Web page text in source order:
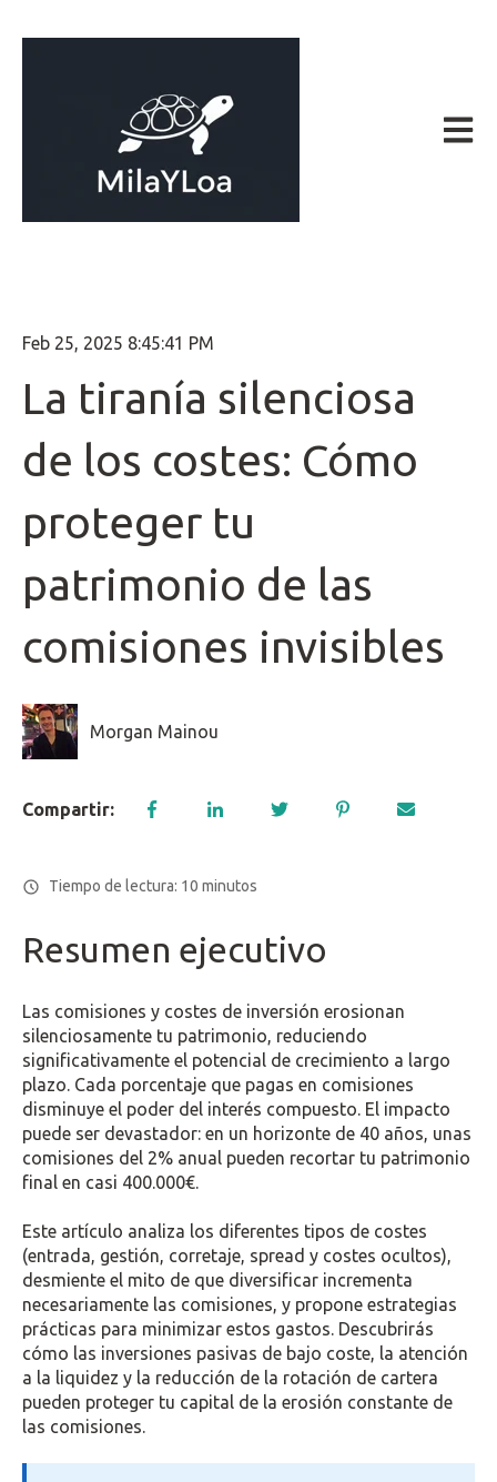
Abrir
Feb 25, 2025 8:45:41 PM
La tiranía silenciosa
de los costes: Cómo
proteger tu
patrimonio de las
comisiones invisibles
Morgan Mainou
Compartir:
Tiempo de lectura: 10 minutos
Resumen ejecutivo
Las comisiones y costes de inversión erosionan
silenciosamente tu patrimonio, reduciendo
significativamente el potencial de crecimiento a largo
plazo. Cada porcentaje que pagas en comisiones
disminuye el poder del interés compuesto. El impacto
puede ser devastador: en un horizonte de 40 años, unas
comisiones del 2% anual pueden recortar tu patrimonio
final en casi 400.000€.
Este artículo analiza los diferentes tipos de costes
(entrada, gestión, corretaje, spread y costes ocultos),
desmiente el mito de que diversificar incrementa
necesariamente las comisiones, y propone estrategias
prácticas para minimizar estos gastos. Descubrirás
cómo las inversiones pasivas de bajo coste, la atención
a la liquidez y la reducción de la rotación de cartera
pueden proteger tu capital de la erosión constante de
las comisiones.